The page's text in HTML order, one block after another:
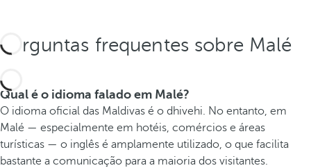
Perguntas frequentes sobre Malé
Qual é o idioma falado em Malé?
O idioma oficial das Maldivas é o dhivehi. No entanto, em
Malé — especialmente em hotéis, comércios e áreas
turísticas — o inglês é amplamente utilizado, o que facilita
bastante a comunicação para a maioria dos visitantes.